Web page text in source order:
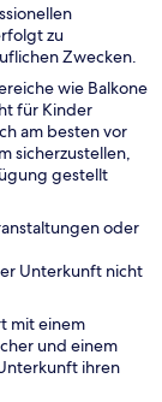
zu
Zwecken.
wie Balkone
für Kinder
am besten vor
sicherzustellen,
gestellt
oder
Unterkunft nicht
mit einem
und einem
ihren